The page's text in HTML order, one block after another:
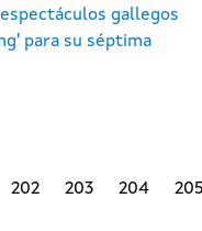
espectáculos gallegos
para su séptima
202 203 204